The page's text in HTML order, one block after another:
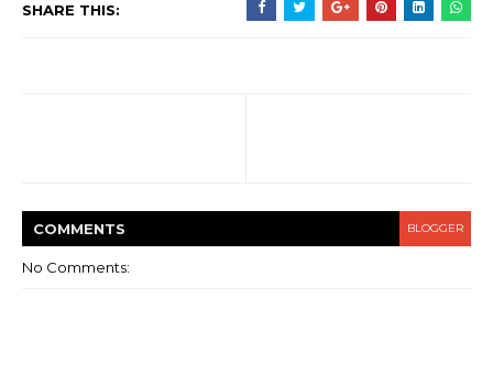
SHARE THIS:
COMMENTS BLOGGER
No Comments: